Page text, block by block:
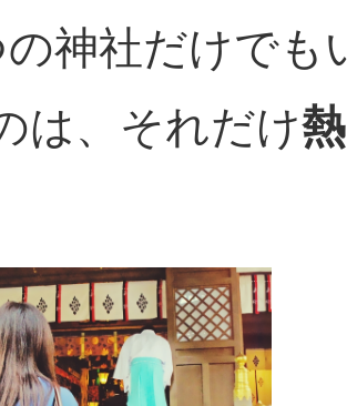
の神社だけでも
は、それだけ